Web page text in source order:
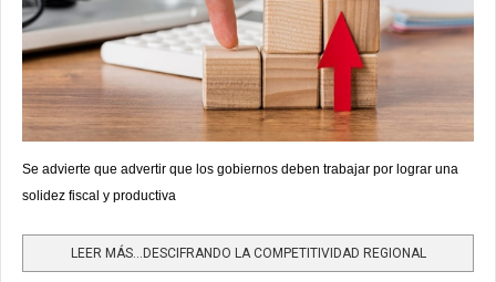
Se advierte que advertir que los gobiernos deben trabajar por lograr una
solidez fiscal y productiva
LEER MÁS…DESCIFRANDO LA COMPETITIVIDAD REGIONAL